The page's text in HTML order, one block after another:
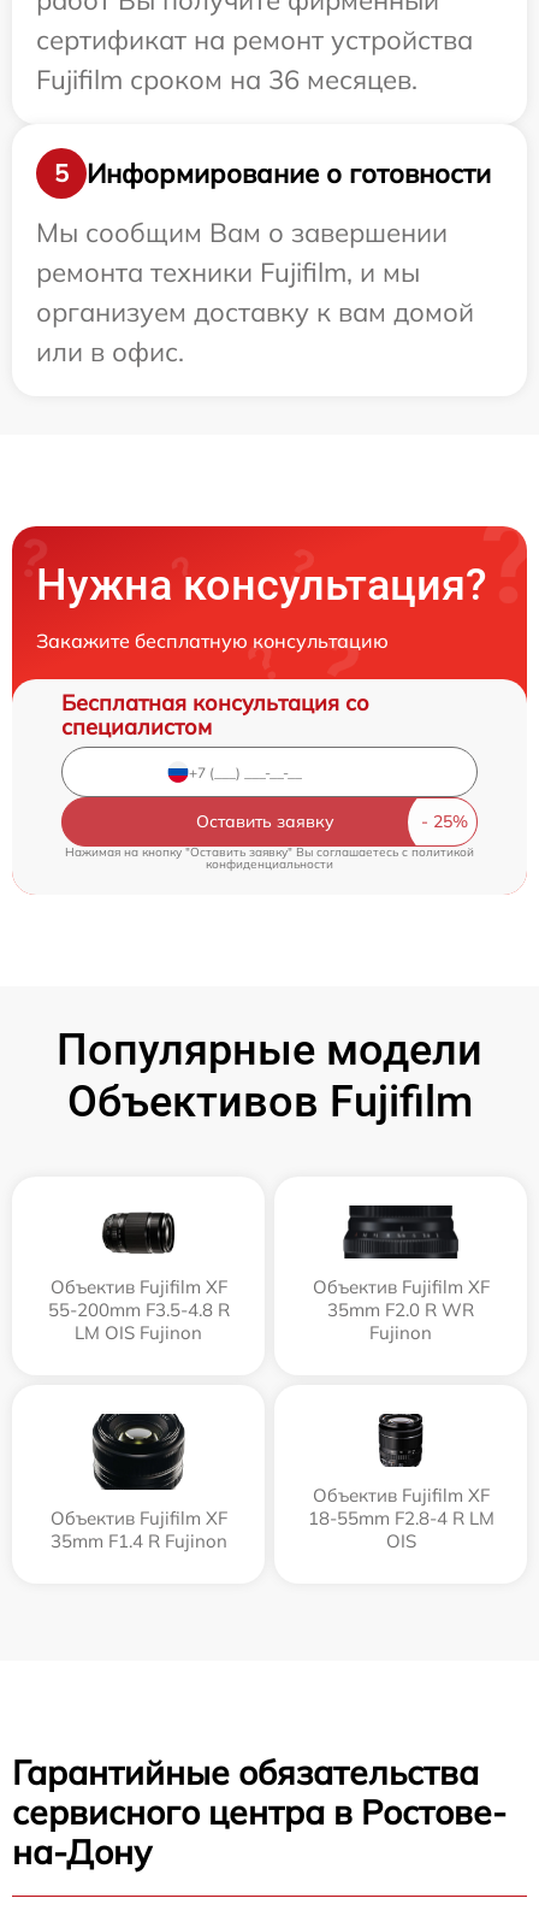
сертификат на ремонт устройства
Fujifilm сроком на 36 месяцев.
5
Информирование о готовности
Мы сообщим Вам о завершении
ремонта техники Fujifilm, и мы
организуем доставку к вам домой
или в офис.
Нужна консультация?
Закажите бесплатную консультацию
Бесплатная консультация со
специалистом
Оставить заявку
Нажимая на кнопку "Оставить заявку" Вы соглашаетесь c политикой
конфиденциальности
Популярные модели
Объективов Fujifilm
Объектив Fujifilm XF
55-200mm F3.5-4.8 R
LM OIS Fujinon
Объектив Fujifilm XF
35mm F2.0 R WR
Fujinon
Объектив Fujifilm XF
35mm F1.4 R Fujinon
Объектив Fujifilm XF
18-55mm F2.8-4 R LM
OIS
Гарантийные обязательства
сервисного центра в Ростове-
на-Дону